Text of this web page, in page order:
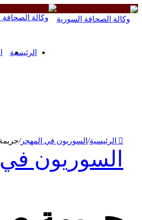
الرئيسية
الرئيسية/ السوريون في المهجر/
السوريون